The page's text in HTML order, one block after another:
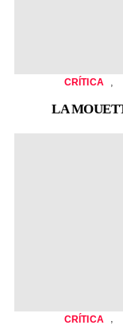
CRÍTICA
LA
CRÍTICA